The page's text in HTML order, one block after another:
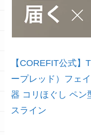
【COREFIT公式
ープレッド）フェ
器 コリほぐし ペン
スライン